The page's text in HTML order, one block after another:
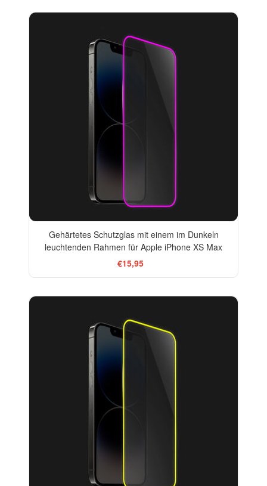
Gehärtetes Schutzglas mit einem im Dunkeln
leuchtenden Rahmen für Apple iPhone XS Max
€15,95